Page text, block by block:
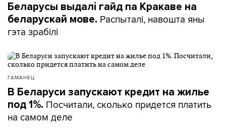
Беларусы выдалі гайд па Кракаве на
беларускай мове. Распыталі, навошта яны
гэта зрабілі
ГАМАНЕЦ
В Беларуси запускают кредит на жилье
под 1%. Посчитали, сколько придется платить
на самом деле